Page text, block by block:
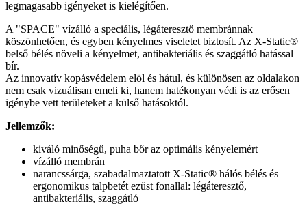
legmagasabb igényeket is kielégítően.
A "SPACE" vízálló a speciális, légáteresztő membránnak
köszönhetően, és egyben kényelmes viseletet biztosít. Az X-Static®
belső bélés növeli a kényelmet, antibakteriális és szaggátló hatással
bír.
Az innovatív kopásvédelem elöl és hátul, és különösen az oldalakon
nem csak vizuálisan emeli ki, hanem hatékonyan védi is az erősen
igénybe vett területeket a külső hatásoktól.
Jellemzők:
kiváló minőségű, puha bőr az optimális kényelemért
vízálló membrán
narancssárga, szabadalmaztatott X-Static® hálós bélés és
ergonomikus talpbetét ezüst fonallal: légáteresztő,
antibakteriális, szaggátló